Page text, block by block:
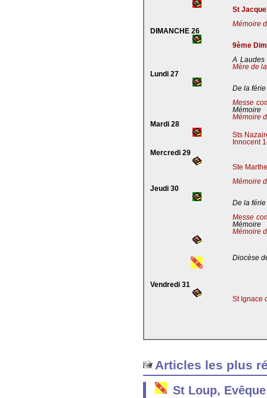
St
Mémoire
DIMANCHE 26
9ème
A
Mère de
Lundi 27
De la férie
Messe
Mémoire
Mémoire
Mardi 28
Sts
Innocent
Mercredi 29
Ste
Mémoire
Jeudi 30
De la férie
Messe
Mémoire
Mémoire
Diocèse
Vendredi 31
St Ignace
Articles les plus
St Loup,